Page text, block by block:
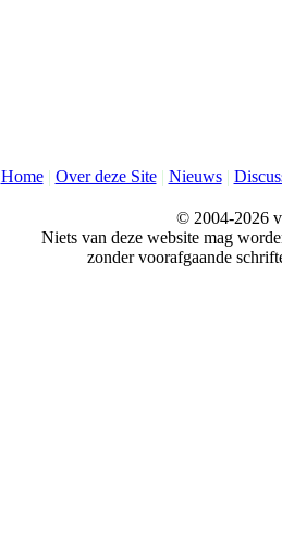
Home| Over deze Site| Nieuws|
© 2004-2026
Niets van deze website mag
zonder voorafgaande